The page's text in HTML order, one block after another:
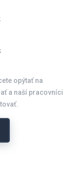
opýtať na
a naší pracovníci